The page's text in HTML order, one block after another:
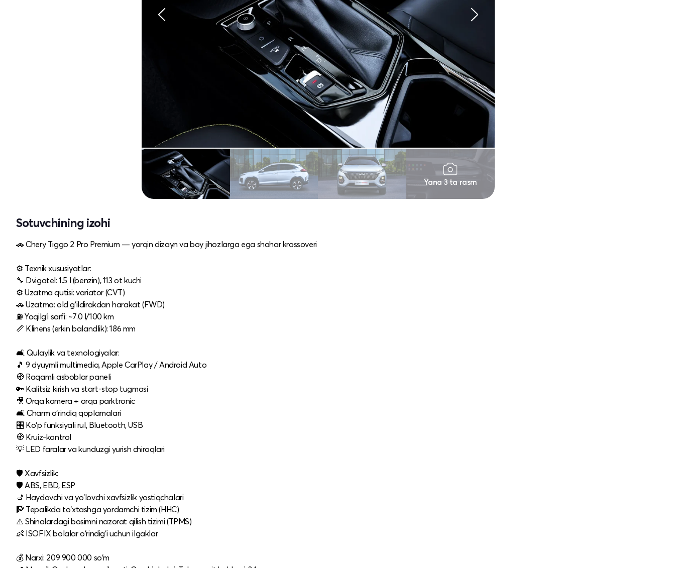
Yana 3 ta rasm
Sotuvchining izohi
🚗 Chery Tiggo 2 Pro Premium — yorqin dizayn va boy jihozlarga ega shahar krossoveri
⚙️ Texnik xususiyatlar:
🔧 Dvigatel: 1.5 l (benzin), 113 ot kuchi
⚙️ Uzatma qutisi: variator (CVT)
🚗 Uzatma: old g‘ildirakdan harakat (FWD)
⛽ Yoqilg‘i sarfi: ~7.0 l/100 km
📏 Klinens (erkin balandlik): 186 mm
🛋 Qulaylik va texnologiyalar:
🎵 9 dyuymli multimedia, Apple CarPlay / Android Auto
🧭 Raqamli asboblar paneli
🔑 Kalitsiz kirish va start-stop tugmasi
🎥 Orqa kamera + orqa parktronic
🛋 Charm o‘rindiq qoplamalari
🎛 Ko‘p funksiyali rul, Bluetooth, USB
🧭 Kruiz-kontrol
💡 LED faralar va kunduzgi yurish chiroqlari
🛡 Xavfsizlik:
🛡 ABS, EBD, ESP
💺 Haydovchi va yo‘lovchi xavfsizlik yostiqchalari
🧗 Tepalikda to‘xtashga yordamchi tizim (HHC)
⚠️ Shinalardagi bosimni nazorat qilish tizimi (TPMS)
👶 ISOFIX bolalar o‘rindig‘i uchun ilgaklar
💰 Narxi: 209 900 000 so‘m